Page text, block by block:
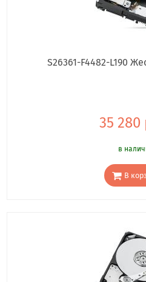
S26361-F4482-L190
35 280
в
В